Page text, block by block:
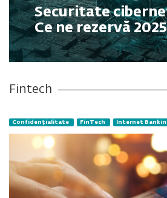
Securitate
Ce ne rezervă
Fintech
Confidențialitate FinTech Internet